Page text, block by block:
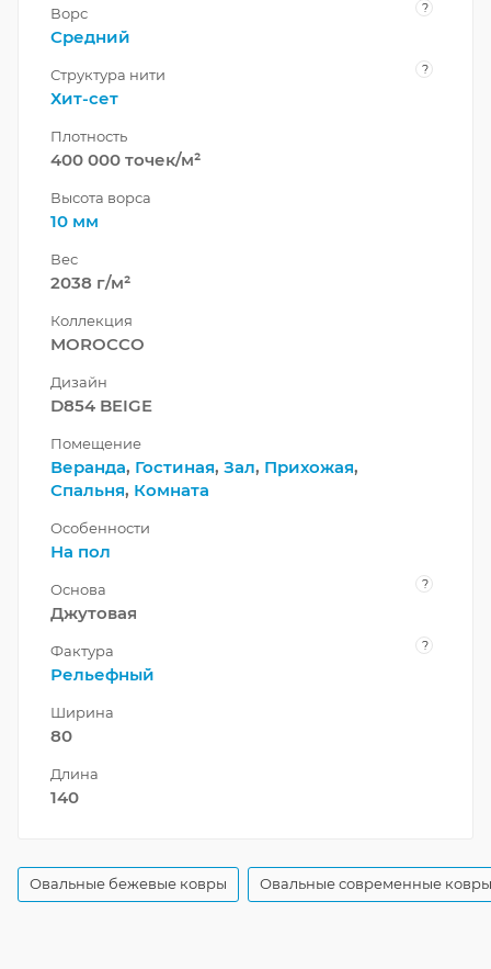
Ворс ?
Средний
Структура нити ?
Хит-сет
Плотность
400 000 точек/м²
Высота ворса
10 мм
Вес
2038 г/м²
Коллекция
MOROCCO
Дизайн
D854 BEIGE
Помещение
Веранда, Гостиная, Зал, Прихожая,
Спальня, Комната
Особенности
На пол
Основа ?
Джутовая
Фактура ?
Рельефный
Ширина
80
Длина
140
Овальные бежевые ковры Овальные современные ковры